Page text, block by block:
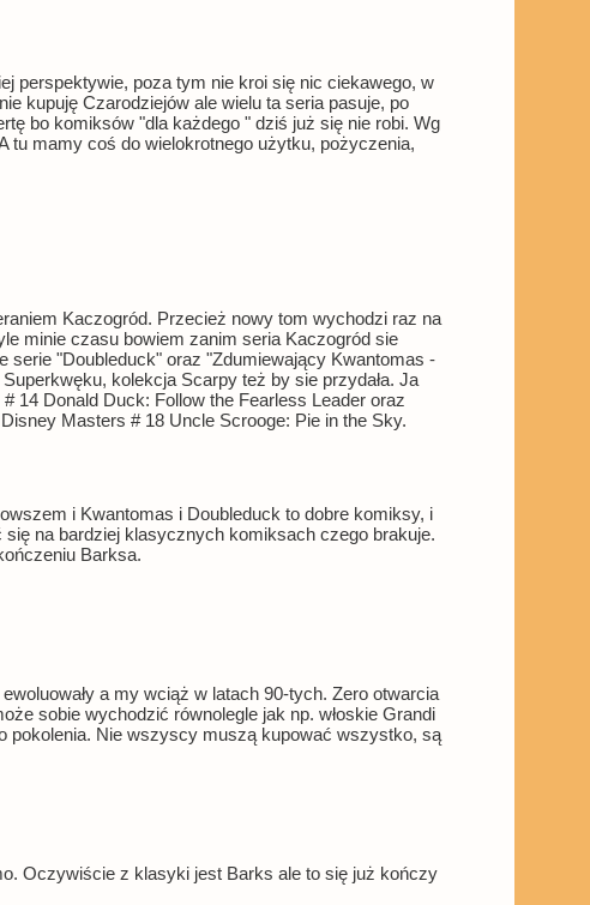
perspektywie, poza tym nie kroi się nic ciekawego, w
kupuję Czarodziejów ale wielu ta seria pasuje, po
bo komiksów "dla każdego " dziś już się nie robi. Wg
tu mamy coś do wielokrotnego użytku, pożyczenia,
Kaczogród. Przecież nowy tom wychodzi raz na
minie czasu bowiem zanim seria Kaczogród sie
serie "Doubleduck" oraz "Zdumiewający Kwantomas -
kolekcja Scarpy też by sie przydała. Ja
14 Donald Duck: Follow the Fearless Leader oraz
Masters # 18 Uncle Scrooge: Pie in the Sky.
i Kwantomas i Doubleduck to dobre komiksy, i
na bardziej klasycznych komiksach czego brakuje.
Barksa.
a my wciąż w latach 90-tych. Zero otwarcia
sobie wychodzić równolegle jak np. włoskie Grandi
pokolenia. Nie wszyscy muszą kupować wszystko, są
Oczywiście z klasyki jest Barks ale to się już kończy